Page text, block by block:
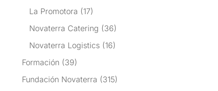
La Promotora (17)
Novaterra Catering (36)
Novaterra Logistics(16)
Formación (39)
Fundación Novaterra (315)